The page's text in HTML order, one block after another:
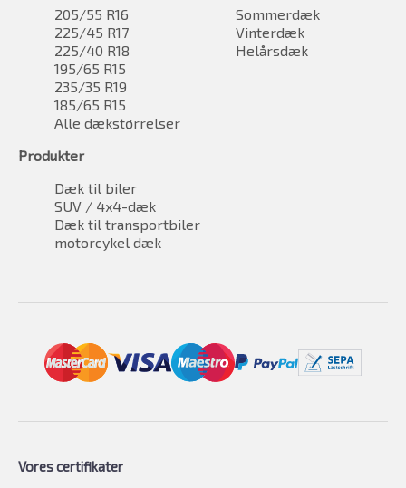
205/55 R16
225/45 R17
225/40 R18
195/65 R15
235/35 R19
185/65 R15
Alle dækstørrelser
Sommerdæk
Vinterdæk
Helårsdæk
Produkter
Dæk til biler
SUV / 4x4-dæk
Dæk til transportbiler
motorcykel dæk
Vores certifikater